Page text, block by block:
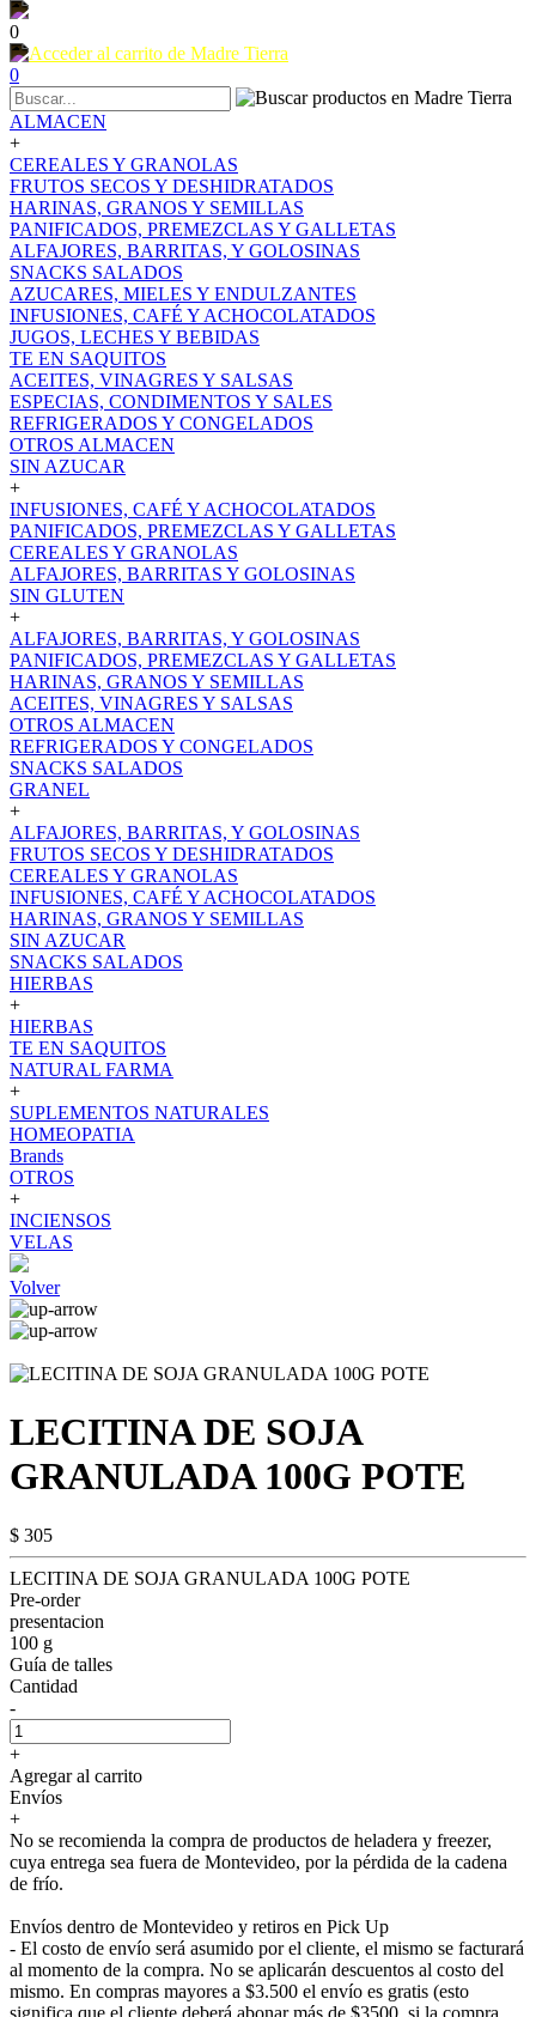
0
0
ALMACEN
+
CEREALES Y GRANOLAS
FRUTOS SECOS Y DESHIDRATADOS
HARINAS, GRANOS Y SEMILLAS
PANIFICADOS, PREMEZCLAS Y GALLETAS
ALFAJORES, BARRITAS, Y GOLOSINAS
SNACKS SALADOS
AZUCARES, MIELES Y ENDULZANTES
INFUSIONES, CAFÉ Y ACHOCOLATADOS
JUGOS, LECHES Y BEBIDAS
TE EN SAQUITOS
ACEITES, VINAGRES Y SALSAS
ESPECIAS, CONDIMENTOS Y SALES
REFRIGERADOS Y CONGELADOS
OTROS ALMACEN
SIN AZUCAR
+
INFUSIONES, CAFÉ Y ACHOCOLATADOS
PANIFICADOS, PREMEZCLAS Y GALLETAS
CEREALES Y GRANOLAS
ALFAJORES, BARRITAS Y GOLOSINAS
SIN GLUTEN
+
ALFAJORES, BARRITAS, Y GOLOSINAS
PANIFICADOS, PREMEZCLAS Y GALLETAS
HARINAS, GRANOS Y SEMILLAS
ACEITES, VINAGRES Y SALSAS
OTROS ALMACEN
REFRIGERADOS Y CONGELADOS
SNACKS SALADOS
GRANEL
+
ALFAJORES, BARRITAS, Y GOLOSINAS
FRUTOS SECOS Y DESHIDRATADOS
CEREALES Y GRANOLAS
INFUSIONES, CAFÉ Y ACHOCOLATADOS
HARINAS, GRANOS Y SEMILLAS
SIN AZUCAR
SNACKS SALADOS
HIERBAS
+
HIERBAS
TE EN SAQUITOS
NATURAL FARMA
+
SUPLEMENTOS NATURALES
HOMEOPATIA
Brands
OTROS
+
INCIENSOS
VELAS
Volver
LECITINA DE SOJA
GRANULADA 100G POTE
$ 305
LECITINA DE SOJA GRANULADA 100G POTE
Pre-order
presentacion
100 g
Guía de talles
Cantidad
-
+
Agregar al carrito
Envíos
+
No se recomienda la compra de productos de heladera y freezer,
cuya entrega sea fuera de Montevideo, por la pérdida de la cadena
de frío.
Envíos dentro de Montevideo y retiros en Pick Up
- El costo de envío será asumido por el cliente, el mismo se facturará
al momento de la compra. No se aplicarán descuentos al costo del
mismo. En compras mayores a $3.500 el envío es gratis (esto
significa que el cliente deberá abonar más de $3500, si la compra